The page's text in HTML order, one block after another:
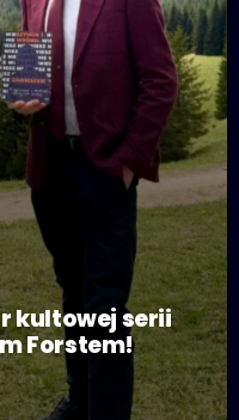
kultowej serii
Forstem!